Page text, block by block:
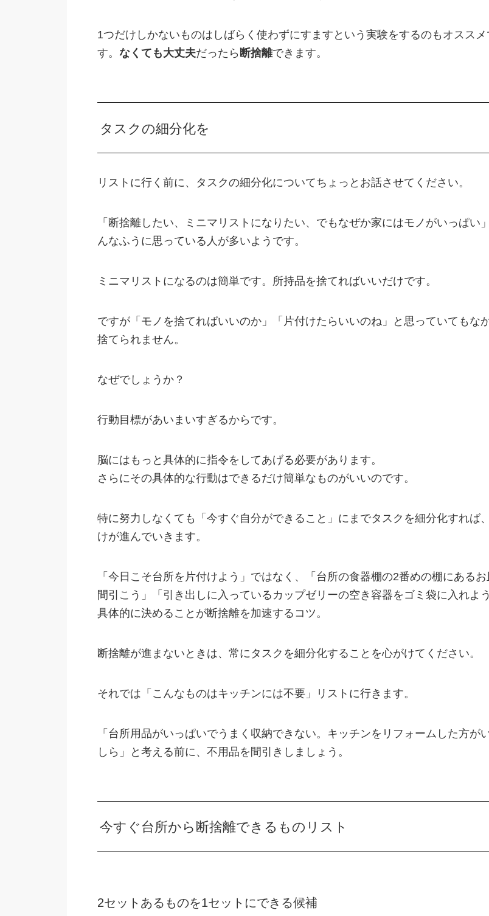
1つだけしかないものはしばらく使わずにすますという実験をするのもオススメ
す。 なくても大丈夫だったら 断捨離できます。
タスクの細分化を
リストに行く前に、タスクの細分化についてちょっとお話させてください。
「断捨離したい、ミニマリストになりたい、でもなぜか家にはモノがいっぱい
んなふうに思っている人が多いようです。
ミニマリストになるのは簡単です。所持品を捨てればいいだけです。
ですが「モノを捨てればいいのか」「片付けたらいいのね」と思っていてもな
捨てられません。
なぜでしょうか？
行動目標があいまいすぎるからです。
脳にはもっと具体的に指令をしてあげる必要があります。
さらにその具体的な行動はできるだけ簡単なものがいいのです。
特に努力しなくても「今すぐ自分ができること」にまでタスクを細分化すれば
けが進んでいきます。
「今日こそ台所を片付けよう」ではなく、「台所の食器棚の2番めの棚にあるお
間引こう」「引き出しに入っているカップゼリーの空き容器をゴミ袋に入れよ
具体的に決めることが断捨離を加速するコツ。
断捨離が進まないときは、常にタスクを細分化することを心がけてください。
それでは「こんなものはキッチンには不要」リストに行きます。
「台所用品がいっぱいでうまく収納できない。キッチンをリフォームした方が
しら」と考える前に、不用品を間引きしましょう。
今すぐ台所から断捨離できるものリスト
2セットあるものを1セットにできる候補